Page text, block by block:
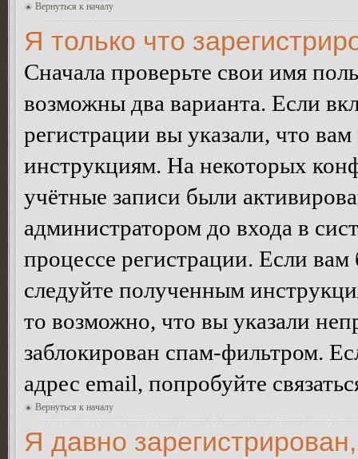
Вернуться к началу
Я только что
Сначала проверьте свои имя
возможны два варианта. Если
регистрации вы указали, что
инструкциям. На некоторых
учётные записи были
администратором до входа в
процессе регистрации. Если
следуйте полученным
то возможно, что вы указали
заблокирован спам-фильтром.
адрес email, попробуйте
Вернуться к началу
Я давно